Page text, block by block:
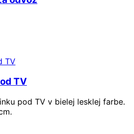
TV
pod TV v bielej lesklej farbe.